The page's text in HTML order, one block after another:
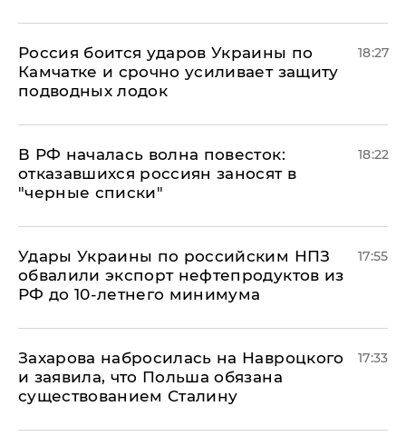
Россия боится ударов Украины по
Камчатке и срочно усиливает защиту
подводных лодок
18:27
​В РФ началась волна повесток:
отказавшихся россиян заносят в
"черные списки"
18:22
Удары Украины по российским НПЗ
обвалили экспорт нефтепродуктов из
РФ до 10-летнего минимума
17:55
​Захарова набросилась на Навроцкого
и заявила, что Польша обязана
существованием Сталину
17:33